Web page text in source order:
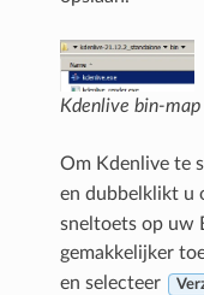
Kdenlive bin-map
Om Kdenlive te
en dubbelklikt u
sneltoets op uw
gemakkelijker
en selecteer